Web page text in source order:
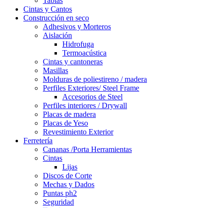
Cintas y Cantos
Construcción en seco
Adhesivos y Morteros
Aislación
Hidrofuga
Termoacústica
Cintas y cantoneras
Masillas
Molduras de poliestireno / madera
Perfiles Exteriores/ Steel Frame
Accesorios de Steel
Perfiles interiores / Drywall
Placas de madera
Placas de Yeso
Revestimiento Exterior
Ferretería
Cananas /Porta Herramientas
Cintas
Lijas
Discos de Corte
Mechas y Dados
Puntas ph2
Seguridad